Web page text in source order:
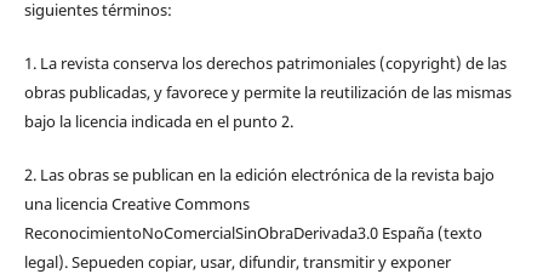
siguientes términos:
1. La revista conserva los derechos patrimoniales (copyright) de las
obras publicadas, y favorece y permite la reutilización de las mismas
bajo la licencia indicada en el punto 2.
2. Las obras se publican en la edición electrónica de la revista bajo
una licencia Creative Commons
ReconocimientoNoComercialSinObraDerivada3.0 España (texto
legal). Sepueden copiar, usar, difundir, transmitir y exponer